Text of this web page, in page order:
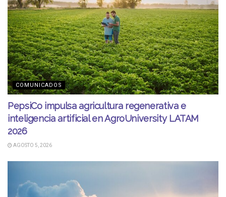
COMUNICADOS
PepsiCo impulsa agricultura regenerativa e
inteligencia artificial en AgroUniversity LATAM
2026
AGOSTO 5, 2026